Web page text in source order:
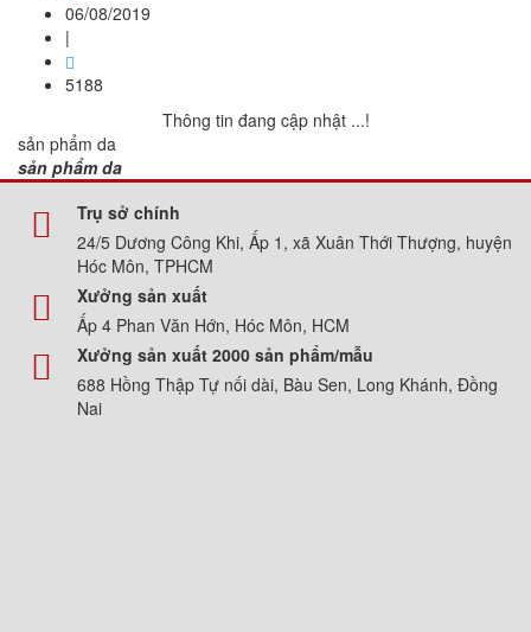
06/08/2019
|
5188
Thông tin đang cập nhật ...!
sản phẩm da
sản phẩm da
Trụ sở chính
24/5 Dương Công Khi, Ấp 1, xã Xuân Thới Thượng, huyện
Hóc Môn, TPHCM
Xưởng sản xuất
Ấp 4 Phan Văn Hớn, Hóc Môn, HCM
Xưởng sản xuất 2000 sản phẩm/mẫu
688 Hồng Thập Tự nối dài, Bàu Sen, Long Khánh, Đồng
Nai